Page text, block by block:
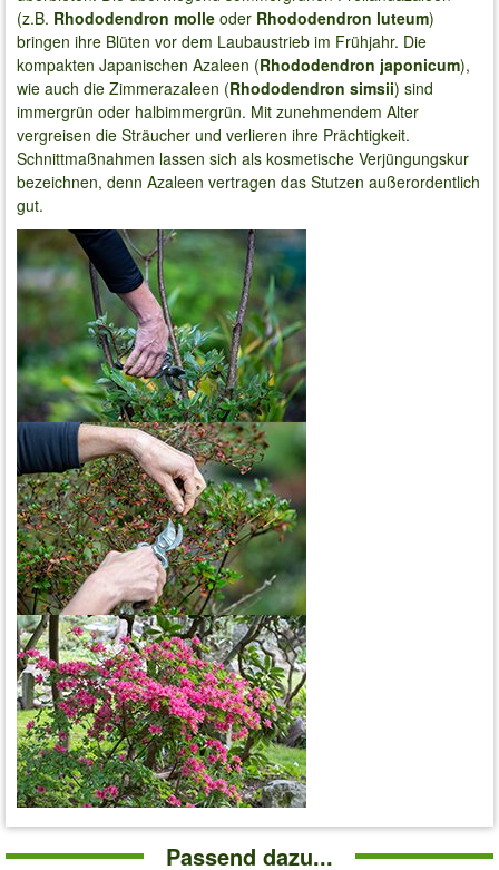
(z.B. Rhododendron molle oder Rhododendron luteum)
bringen ihre Blüten vor dem Laubaustrieb im Frühjahr. Die
kompakten Japanischen Azaleen (Rhododendron japonicum),
wie auch die Zimmerazaleen (Rhododendron simsii) sind
immergrün oder halbimmergrün. Mit zunehmendem Alter
vergreisen die Sträucher und verlieren ihre Prächtigkeit.
Schnittmaßnahmen lassen sich als kosmetische Verjüngungskur
bezeichnen, denn Azaleen vertragen das Stutzen außerordentlich
gut.
Passend dazu...